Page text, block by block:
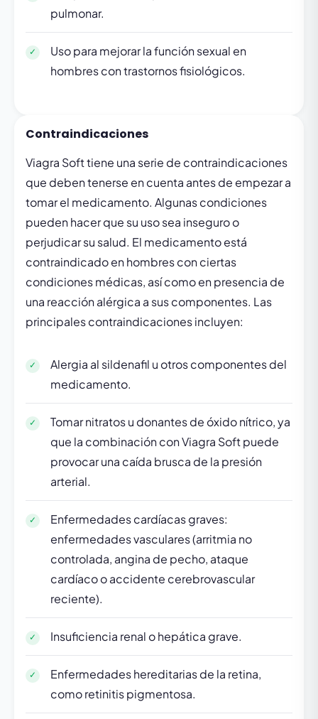
pulmonar.
Uso para mejorar la función sexual en
hombres con trastornos fisiológicos.
Contraindicaciones
Viagra Soft tiene una serie de contraindicaciones
que deben tenerse en cuenta antes de empezar a
tomar el medicamento. Algunas condiciones
pueden hacer que su uso sea inseguro o
perjudicar su salud. El medicamento está
contraindicado en hombres con ciertas
condiciones médicas, así como en presencia de
una reacción alérgica a sus componentes. Las
principales contraindicaciones incluyen:
Alergia al sildenafil u otros componentes del
medicamento.
Tomar nitratos u donantes de óxido nítrico, ya
que la combinación con Viagra Soft puede
provocar una caída brusca de la presión
arterial.
Enfermedades cardíacas graves:
enfermedades vasculares (arritmia no
controlada, angina de pecho, ataque
cardíaco o accidente cerebrovascular
reciente).
Insuficiencia renal o hepática grave.
Enfermedades hereditarias de la retina,
como retinitis pigmentosa.